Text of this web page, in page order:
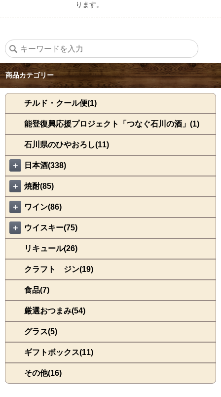
ります。
商品カテゴリー
チルド・クール便(1)
能登復興応援プロジェクト「つなぐ石川の酒」(1)
石川県のひやおろし(11)
＋ 日本酒(338)
＋ 焼酎(85)
＋ ワイン(86)
＋ ウイスキー(75)
リキュール(26)
クラフト ジン(19)
食品(7)
厳選おつまみ(54)
グラス(5)
ギフトボックス(11)
その他(16)